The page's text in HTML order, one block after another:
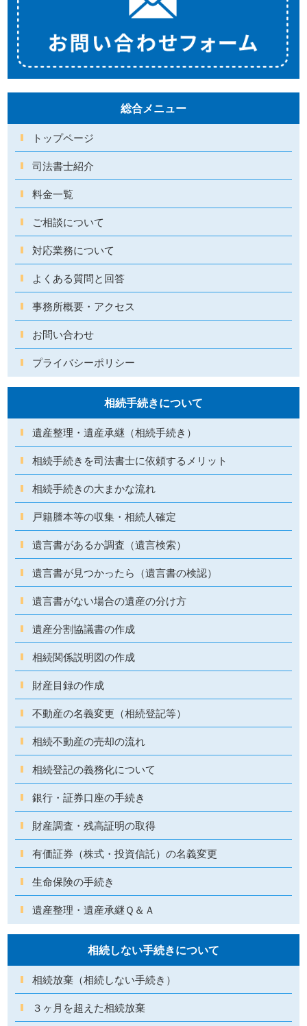
総合メニュー
トップページ
司法書士紹介
料金一覧
ご相談について
対応業務について
よくある質問と回答
事務所概要・アクセス
お問い合わせ
プライバシーポリシー
相続手続きについて
遺産整理・遺産承継（相続手続き）
相続手続きを司法書士に依頼するメリット
相続手続きの大まかな流れ
戸籍謄本等の収集・相続人確定
遺言書があるか調査（遺言検索）
遺言書が見つかったら（遺言書の検認）
遺言書がない場合の遺産の分け方
遺産分割協議書の作成
相続関係説明図の作成
財産目録の作成
不動産の名義変更（相続登記等）
相続不動産の売却の流れ
相続登記の義務化について
銀行・証券口座の手続き
財産調査・残高証明の取得
有価証券（株式・投資信託）の名義変更
生命保険の手続き
遺産整理・遺産承継Ｑ＆Ａ
相続しない手続きについて
相続放棄（相続しない手続き）
３ヶ月を超えた相続放棄